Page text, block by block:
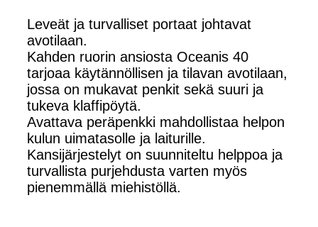
Leveät ja turvalliset portaat johtavat
avotilaan.
Kahden ruorin ansiosta Oceanis 40
tarjoaa käytännöllisen ja tilavan avotilaan,
jossa on mukavat penkit sekä suuri ja
tukeva klaffipöytä.
Avattava peräpenkki mahdollistaa helpon
kulun uimatasolle ja laiturille.
Kansijärjestelyt on suunniteltu helppoa ja
turvallista purjehdusta varten myös
pienemmällä miehistöllä.